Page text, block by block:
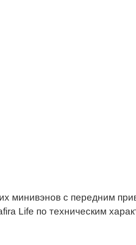
минивэнов с передним
Life по техническим